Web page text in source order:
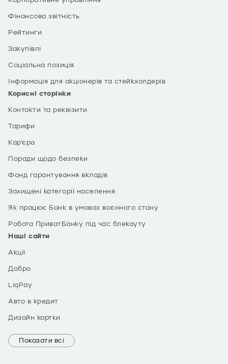
Фінансова звітність
Рейтинги
Закупівлі
Соціальна позиція
Інформація для акціонерів та стейкхолдерів
Корисні сторінки
Контакти та реквізити
Тарифи
Кар’єра
Поради щодо безпеки
Фонд гарантування вкладів
Захищені категорії населення
Як працює Банк в умовах воєнного стану
Робота ПриватБанку під час блекауту
Наші сайти
Акції
Добро
LiqPay
Авто в кредит
Дизайн картки
Показати всі